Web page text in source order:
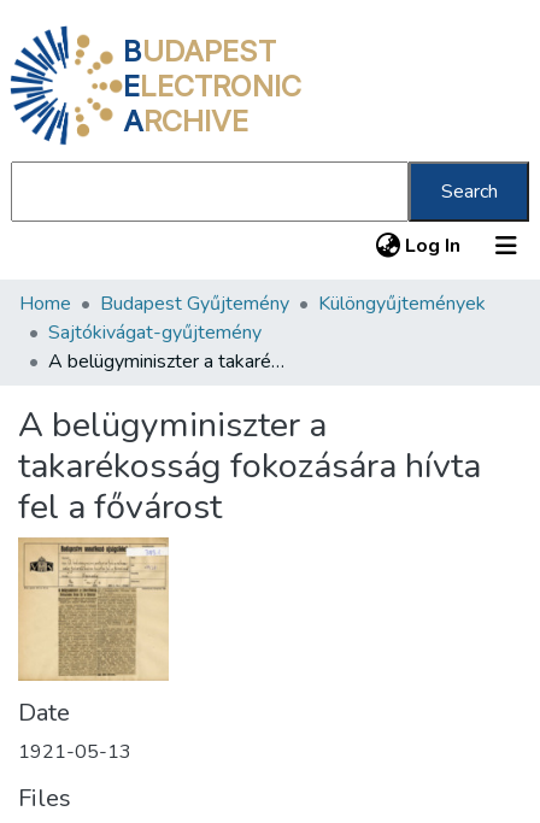
BUDAPEST
ELECTRONIC
ARCHIVE
Search
Log In (current)
Communities & Collections
All of DSpace
About us
Home Budapest Gyűjtemény
Különgyűjtemények
Sajtókivágat-gyűjtemény
A belügyminiszter a takarékosság fokozására hívta fel a fővárost
A belügyminiszter a
takarékosság fokozására hívta
fel a fővárost
Date
1921-05-13
Files